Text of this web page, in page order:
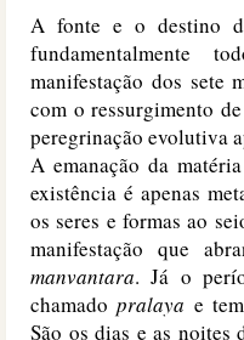
A fonte e o destino
fundamentalmente
manifestação dos sete
com o ressurgimento
peregrinação evolutiva
A emanação da
existência é apenas
os seres e formas ao
manifestação que
manvantara. Já o
chamadopralaya e
São os dias e as noites